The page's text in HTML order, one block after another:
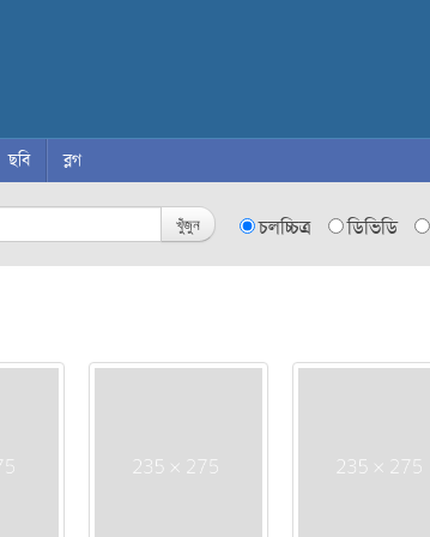
ছবি ব্লগ
খুঁজুন চলচ্চিত্র ডিভিডি